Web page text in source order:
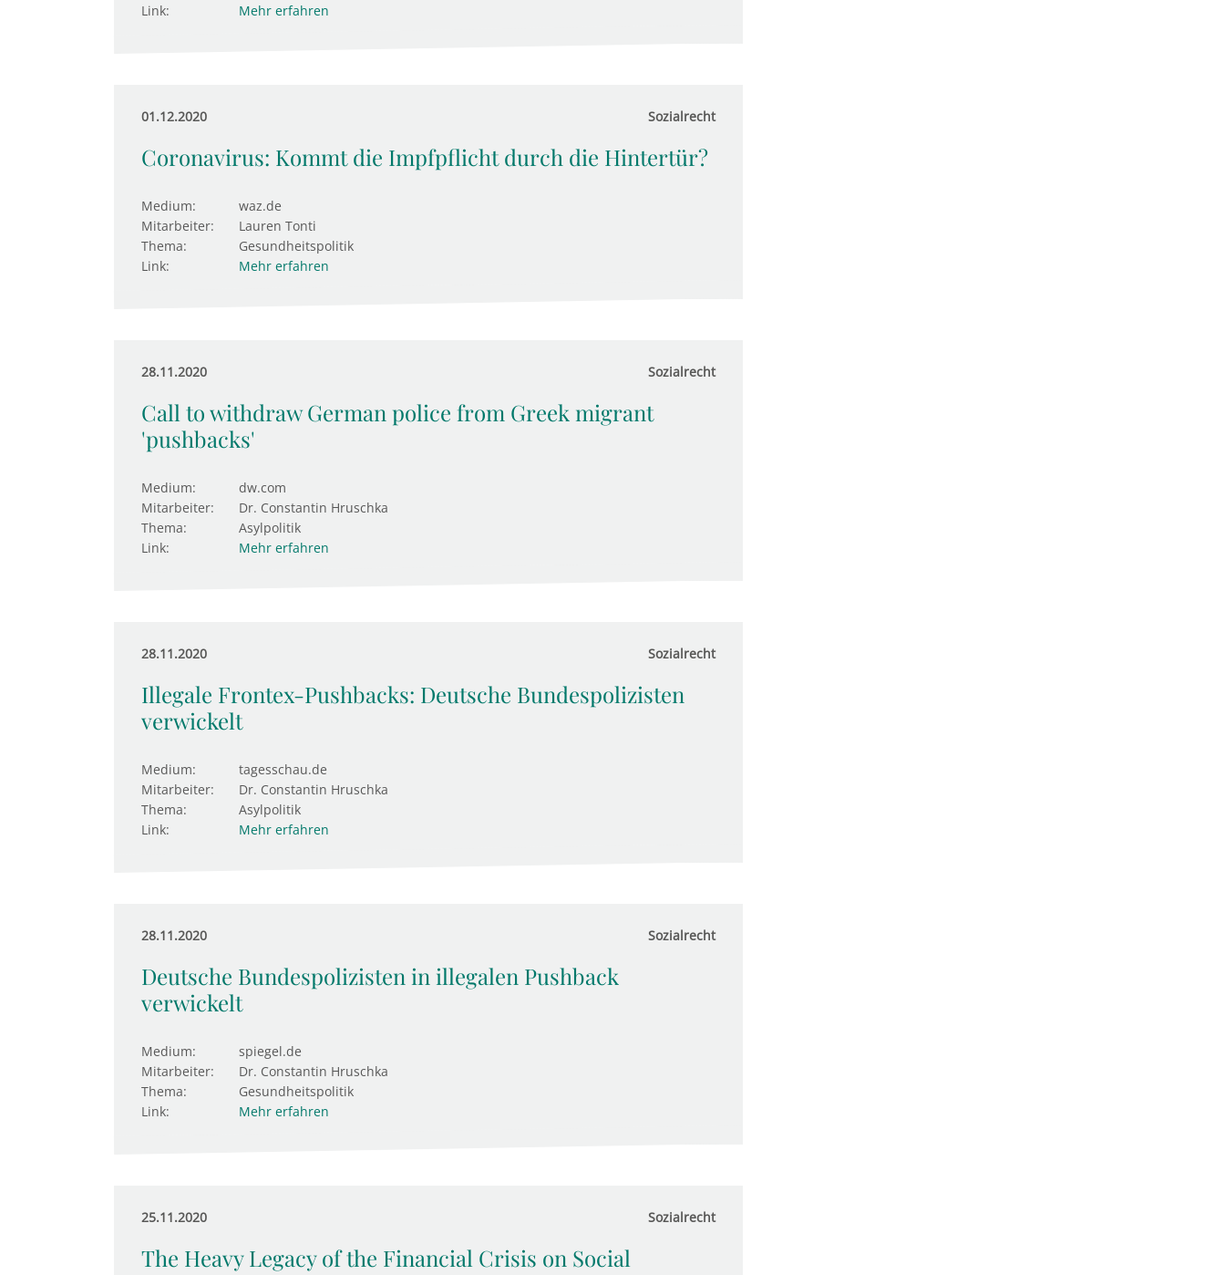
Link:
Mehr erfahren
01.12.2020 Sozialrecht
Coronavirus: Kommt die Impfpflicht durch die Hintertür?
Medium:
waz.de
Mitarbeiter:
Lauren Tonti
Thema:
Gesundheitspolitik
Link:
Mehr erfahren
28.11.2020 Sozialrecht
Call to withdraw German police from Greek migrant
'pushbacks'
Medium:
dw.com
Mitarbeiter:
Dr. Constantin Hruschka
Thema:
Asylpolitik
Link:
Mehr erfahren
28.11.2020 Sozialrecht
Illegale Frontex-Pushbacks: Deutsche Bundespolizisten
verwickelt
Medium:
tagesschau.de
Mitarbeiter:
Dr. Constantin Hruschka
Thema:
Asylpolitik
Link:
Mehr erfahren
28.11.2020 Sozialrecht
Deutsche Bundespolizisten in illegalen Pushback
verwickelt
Medium:
spiegel.de
Mitarbeiter:
Dr. Constantin Hruschka
Thema:
Gesundheitspolitik
Link:
Mehr erfahren
25.11.2020 Sozialrecht
The Heavy Legacy of the Financial Crisis on Social